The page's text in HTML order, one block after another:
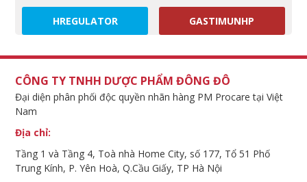
HREGULATOR GASTIMUNHP
CÔNG TY TNHH DƯỢC PHẨM ĐÔNG ĐÔ
Đại diện phân phối độc quyền nhãn hàng PM Procare tại Việt
Nam
Địa chỉ:
Tầng 1 và Tầng 4, Toà nhà Home City, số 177, Tổ 51 Phố
Trung Kính, P. Yên Hoà, Q.Cầu Giấy, TP Hà Nội